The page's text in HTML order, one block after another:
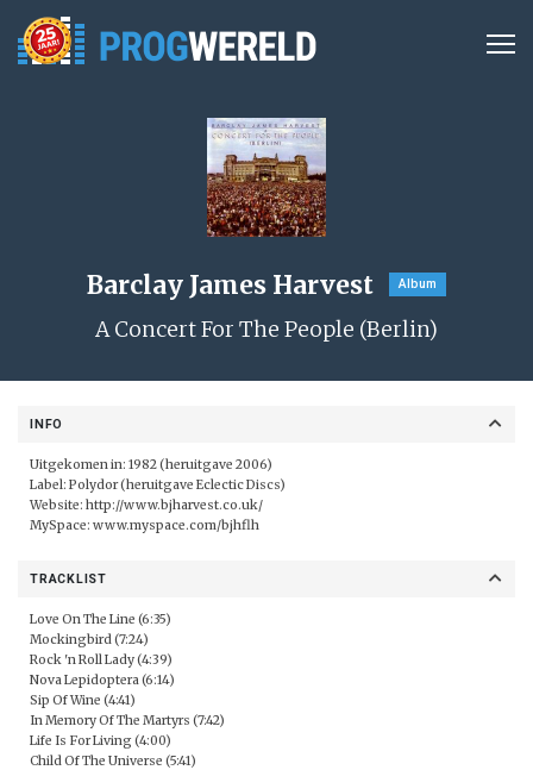
Barclay James Harvest Album
A Concert For The People (Berlin)
INFO
Uitgekomen in: 1982 (heruitgave 2006)
Label: Polydor (heruitgave Eclectic Discs)
Website: http://www.bjharvest.co.uk/
MySpace: www.myspace.com/bjhflh
TRACKLIST
Love On The Line (6:35)
Mockingbird (7:24)
Rock 'n Roll Lady (4:39)
Nova Lepidoptera (6:14)
Sip Of Wine (4:41)
In Memory Of The Martyrs (7:42)
Life Is For Living (4:00)
Child Of The Universe (5:41)